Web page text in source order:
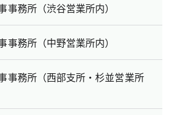
事務所（渋谷営業所内）
事務所（中野営業所内）
事務所（西部支所・杉並営業所